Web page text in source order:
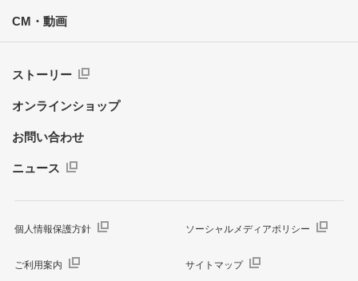
CM・動画
ストーリー
オンラインショップ
お問い合わせ
ニュース
個人情報保護方針 ソーシャルメディアポリシー
ご利用案内 サイトマップ